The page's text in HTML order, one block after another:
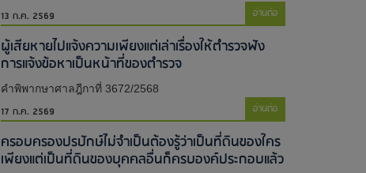
13 ก.ค. 2569 อ่านต่อ
ผู้เสียหายไปแจ้งความเพียงแต่เล่าเรื่องให้ตำรวจฟัง
การแจ้งข้อหาเป็นหน้าที่ของตำรวจ
คำพิพากษาศาลฎีกาที่ 3672/2568
17 ก.ค. 2569 อ่านต่อ
ครอบครองปรปักษ์ไม่จำเป็นต้องรู้ว่าเป็นที่ดินของใคร
เพียงแต่เป็นที่ดินของบุคคลอื่นก็ครบองค์ประกอบแล้ว